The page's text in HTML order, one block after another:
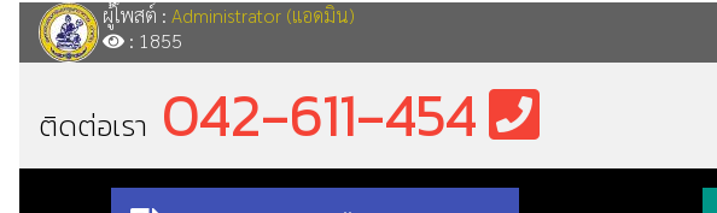
ผู้โพสต์ : Administrator (แอดมิน)
: 1855
ติดต่อเรา 042-611-454